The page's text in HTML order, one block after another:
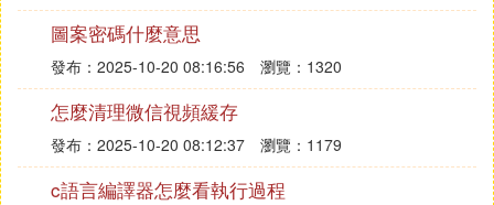
通過以上步驟，你就可以輕松地使用有道翻譯官進行
屏幕翻譯了。這個功能在瀏覽外文網頁、使用外文應
用或游戲時非常實用，可以幫助你快速理解屏幕上的
內容。
圖案密碼什麼意思
發布：2025-10-20 08:16:56 瀏覽：1320
怎麼清理微信視頻緩存
發布：2025-10-20 08:12:37 瀏覽：1179
c語言編譯器怎麼看執行過程